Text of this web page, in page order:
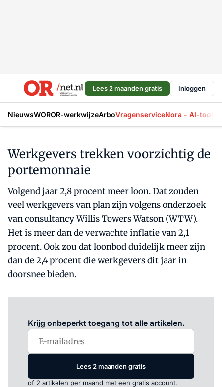
Lees 2 maanden gratis Inloggen
NieuwsWOROR-werkwijzeArboVragenserviceNora - AI-tool
Werkgevers trekken voorzichtig de
portemonnaie
Volgend jaar 2,8 procent meer loon. Dat zouden
veel werkgevers van plan zijn volgens onderzoek
van consultancy Willis Towers Watson (WTW).
Het is meer dan de verwachte inflatie van 2,1
procent. Ook zou dat loonbod duidelijk meer zijn
dan de 2,4 procent die werkgevers dit jaar in
doorsnee bieden.
Krijg onbeperkt toegang tot alle artikelen.
Lees 2 maanden gratis
of 2 artikelen per maand met een gratis account.